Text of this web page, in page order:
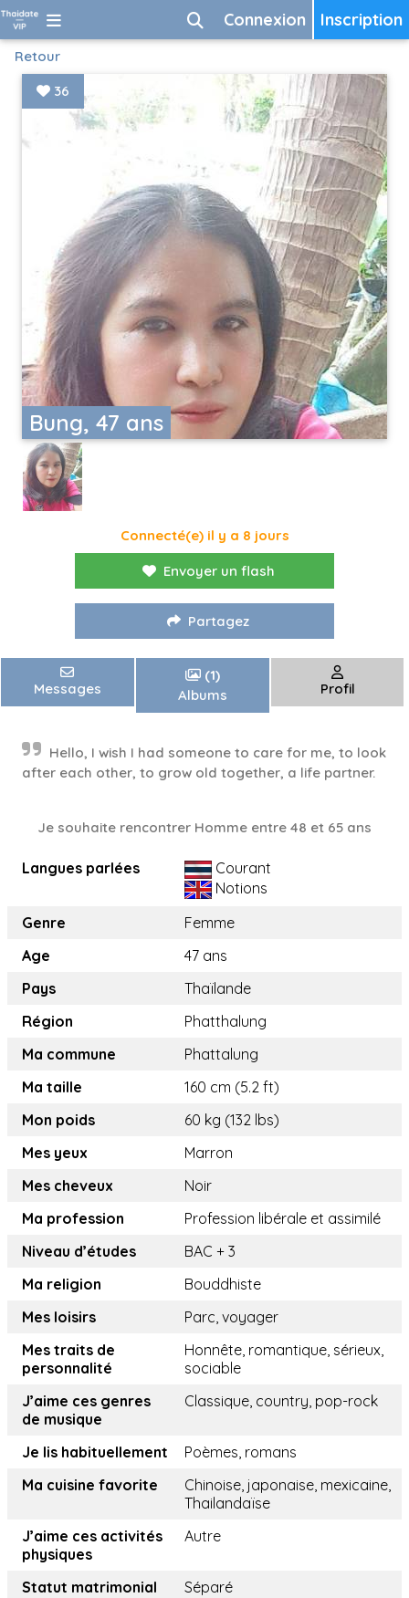
Inscription
Connexion
Retour
Bung, 47 ans
36
Connecté(e) il y a 8 jours
Envoyer un flash
Partagez
Messages
(1)
Albums
Profil
Hello, I wish I had someone to care for me, to look
after each other, to grow old together, a life partner.
Je souhaite rencontrer Homme entre 48 et 65 ans
Langues parlées
Courant
Notions
Genre
Femme
Age
47 ans
Pays
Thaïlande
Région
Phatthalung
Ma commune
Phattalung
Ma taille
160 cm (5.2 ft)
Mon poids
60 kg (132 lbs)
Mes yeux
Marron
Mes cheveux
Noir
Ma profession
Profession libérale et assimilé
Niveau d’études
BAC + 3
Ma religion
Bouddhiste
Mes loisirs
Parc, voyager
Mes traits de
personnalité
Honnête, romantique, sérieux,
sociable
J’aime ces genres
de musique
Classique, country, pop-rock
Je lis habituellement
Poèmes, romans
Ma cuisine favorite
Chinoise, japonaise, mexicaine,
Thailandaïse
J’aime ces activités
physiques
Autre
Statut matrimonial
Séparé